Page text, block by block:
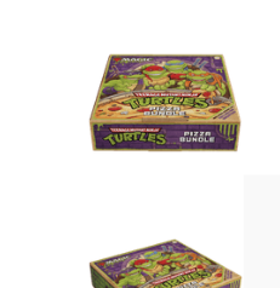
Creatividad y Arte
Figuras de Acción
Lanzadores